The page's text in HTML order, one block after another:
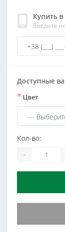
Купить
Введите
Доступные
* Цвет
Кол-во:
-